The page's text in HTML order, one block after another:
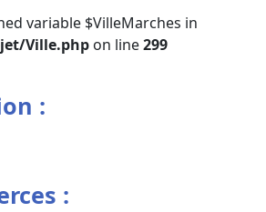
variable $VilleMarches in
Ville.php on line299
:
: